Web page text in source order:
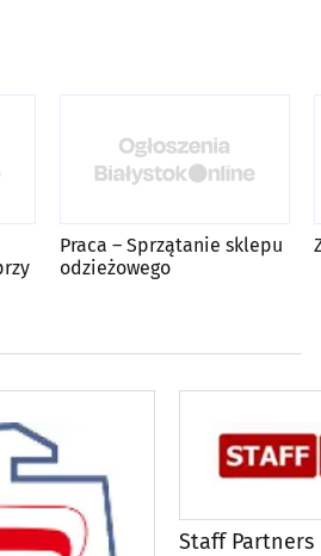
Praca – Sprzątanie sklepu
odzieżowego
Staff Partners